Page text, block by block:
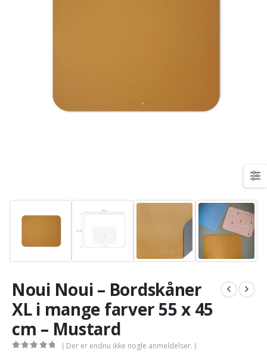
Noui Noui – Bordskåner
XL i mange farver 55 x 45
cm – Mustard
( Der er endnu ikke nogle anmeldelser. )